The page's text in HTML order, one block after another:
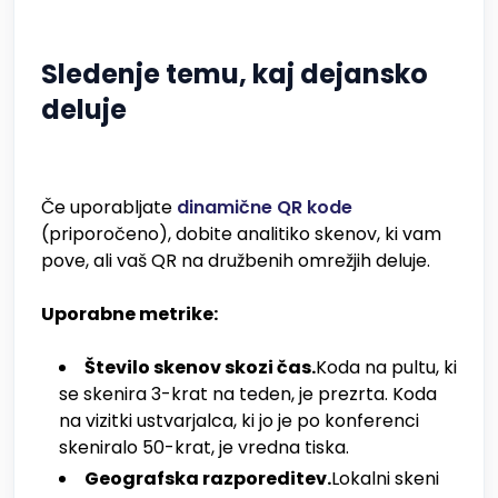
Sledenje temu, kaj dejansko
deluje
Če uporabljate dinamične QR kode
(priporočeno), dobite analitiko skenov, ki vam
pove, ali vaš QR na družbenih omrežjih deluje.
Uporabne metrike:
Število skenov skozi čas.Koda na pultu, ki
se skenira 3-krat na teden, je prezrta. Koda
na vizitki ustvarjalca, ki jo je po konferenci
skeniralo 50-krat, je vredna tiska.
Geografska razporeditev.Lokalni skeni